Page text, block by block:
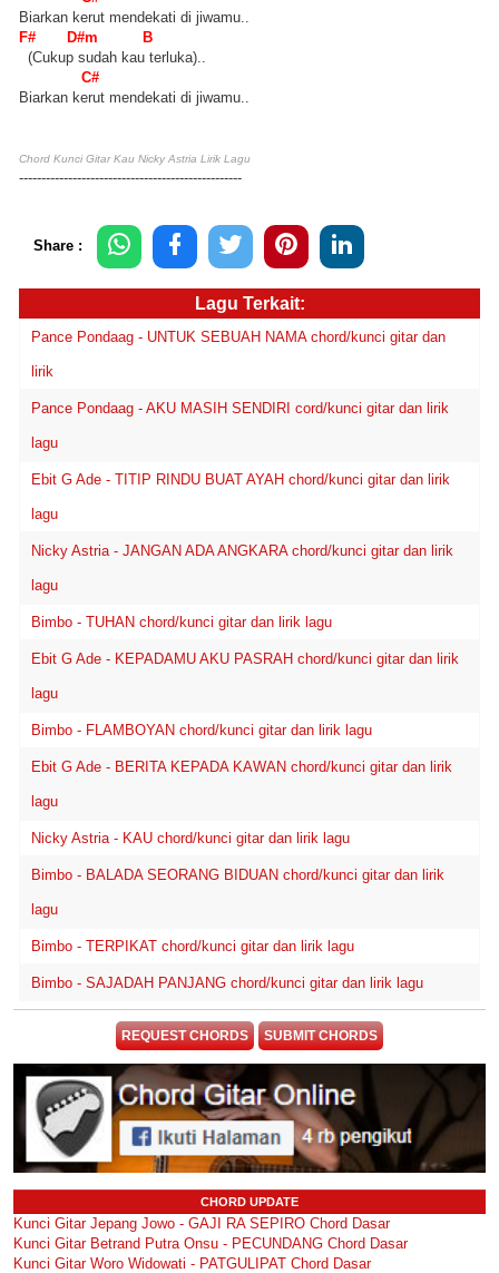
Biarkan kerut mendekati di jiwamu..
F# D#m B
(Cukup sudah kau terluka)..
C#
Biarkan kerut mendekati di jiwamu..
Chord Kunci Gitar Kau Nicky Astria Lirik Lagu
--------------------------------------------------
Share :
Lagu Terkait:
Pance Pondaag - UNTUK SEBUAH NAMA chord/kunci gitar dan
lirik
Pance Pondaag - AKU MASIH SENDIRI cord/kunci gitar dan lirik
lagu
Ebit G Ade - TITIP RINDU BUAT AYAH chord/kunci gitar dan lirik
lagu
Nicky Astria - JANGAN ADA ANGKARA chord/kunci gitar dan lirik
lagu
Bimbo - TUHAN chord/kunci gitar dan lirik lagu
Ebit G Ade - KEPADAMU AKU PASRAH chord/kunci gitar dan lirik
lagu
Bimbo - FLAMBOYAN chord/kunci gitar dan lirik lagu
Ebit G Ade - BERITA KEPADA KAWAN chord/kunci gitar dan lirik
lagu
Nicky Astria - KAU chord/kunci gitar dan lirik lagu
Bimbo - BALADA SEORANG BIDUAN chord/kunci gitar dan lirik
lagu
Bimbo - TERPIKAT chord/kunci gitar dan lirik lagu
Bimbo - SAJADAH PANJANG chord/kunci gitar dan lirik lagu
REQUEST CHORDS SUBMIT CHORDS
CHORD UPDATE
Kunci Gitar Jepang Jowo - GAJI RA SEPIRO Chord Dasar
Kunci Gitar Betrand Putra Onsu - PECUNDANG Chord Dasar
Kunci Gitar Woro Widowati - PATGULIPAT Chord Dasar